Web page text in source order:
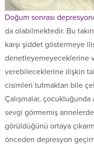
Doğum sonrası depresyon
da olabilmektedir. Bu
karşı şid­det göstermeye
denetleyemeyeceklerine
verebileceklerine ilişkin
cisimleri tutmaktan bile
Çalışmalar,
sevgi görmemiş
görüldüğünü ortaya
önceden depresyon